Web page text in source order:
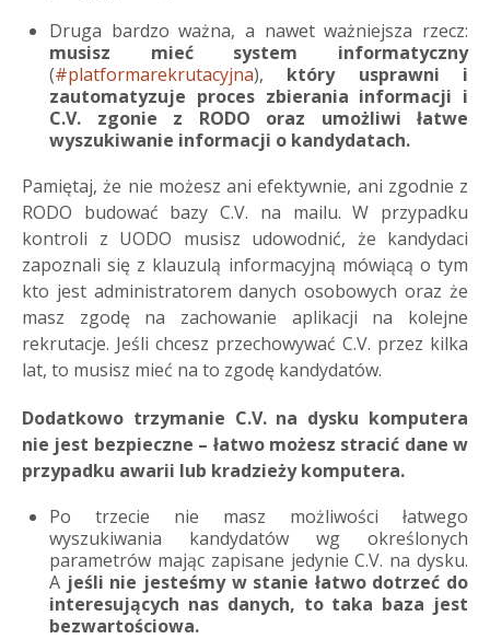
Druga bardzo ważna, a nawet ważniejsza rzecz:
musisz mieć system informatyczny
(#platformarekrutacyjna), który usprawni i
zautomatyzuje proces zbierania informacji i
C.V. zgonie z RODO oraz umożliwi łatwe
wyszukiwanie informacji o kandydatach.
Pamiętaj, że nie możesz ani efektywnie, ani zgodnie z
RODO budować bazy C.V. na mailu. W przypadku
kontroli z UODO musisz udowodnić, że kandydaci
zapoznali się z klauzulą informacyjną mówiącą o tym
kto jest administratorem danych osobowych oraz że
masz zgodę na zachowanie aplikacji na kolejne
rekrutacje. Jeśli chcesz przechowywać C.V. przez kilka
lat, to musisz mieć na to zgodę kandydatów.
Dodatkowo trzymanie C.V. na dysku komputera
nie jest bezpieczne – łatwo możesz stracić dane w
przypadku awarii lub kradzieży komputera.
Po trzecie nie masz możliwości łatwego
wyszukiwania kandydatów wg określonych
parametrów mając zapisane jedynie C.V. na dysku.
A jeśli nie jesteśmy w stanie łatwo dotrzeć do
interesujących nas danych, to taka baza jest
bezwartościowa.